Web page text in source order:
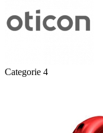
Categorie 4